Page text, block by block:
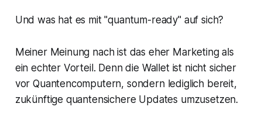
Und was hat es mit "quantum-ready" auf sich?
Meiner Meinung nach ist das eher Marketing als
ein echter Vorteil. Denn die Wallet ist nicht sicher
vor Quantencomputern, sondern lediglich bereit,
zukünftige quantensichere Updates umzusetzen.